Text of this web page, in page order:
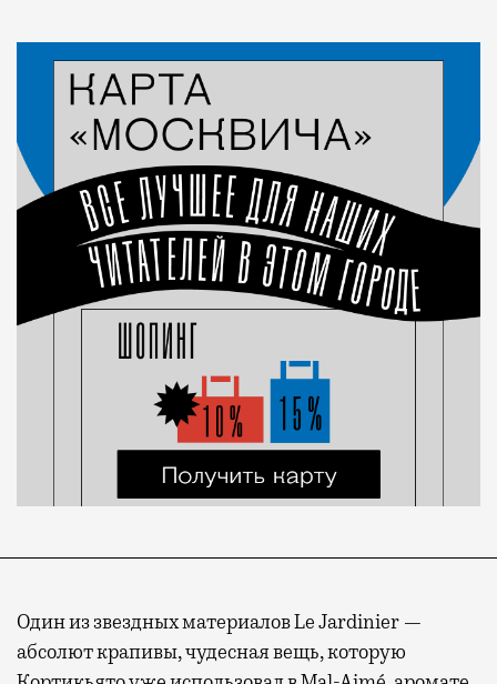
Один из звездных материалов Le Jardinier —
абсолют крапивы, чудесная вещь, которую